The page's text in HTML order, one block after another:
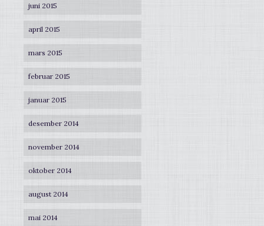
juni 2015
april 2015
mars 2015
februar 2015
januar 2015
desember 2014
november 2014
oktober 2014
august 2014
mai 2014